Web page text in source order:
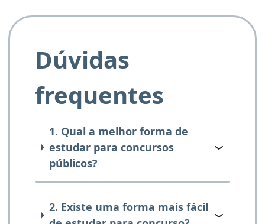
Dúvidas
frequentes
1. Qual a melhor forma de
estudar para concursos
públicos?
2. Existe uma forma mais fácil